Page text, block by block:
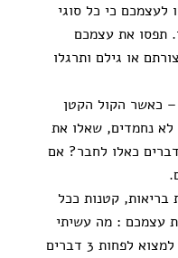
לעצמכם כי כל סוגי
תפסו את עצמכם
או גילם ותרגלו
כאשר הקול הקטן
לא נחמדים, שאלו את
כאלו לחבר? אם
בריאות, קטנות ככל
עצמכם : מה עשיתי
בשביל הגוף שלי היום? נסו למצוא לפחות 3 דברים